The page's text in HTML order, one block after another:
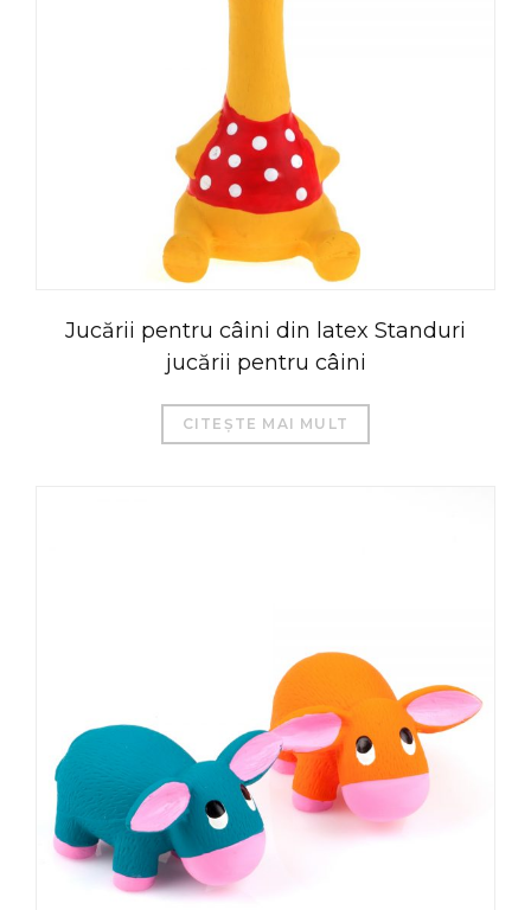
Jucării pentru câini din latex Standuri
jucării pentru câini
CITEȘTE MAI MULT
العربية